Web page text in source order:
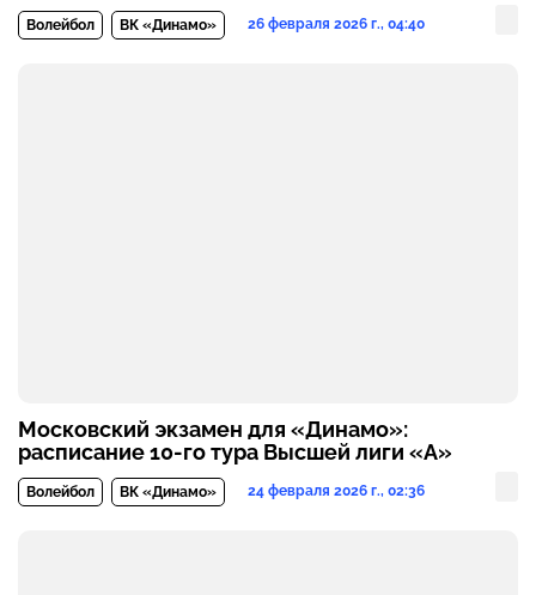
Волейбол ВК «Динамо» 26 февраля 2026 г., 04:40
Московский экзамен для «Динамо»:
расписание 10-го тура Высшей лиги «А»
Волейбол ВК «Динамо» 24 февраля 2026 г., 02:36